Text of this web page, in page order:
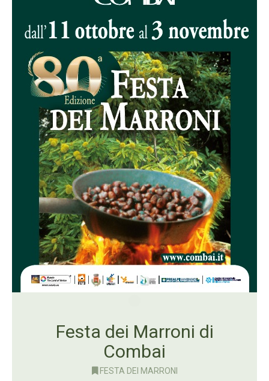
Festa dei Marroni di
Combai
FESTA DEI MARRONI